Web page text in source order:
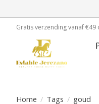
Gratis verzending vanaf
Home / Tags / goud